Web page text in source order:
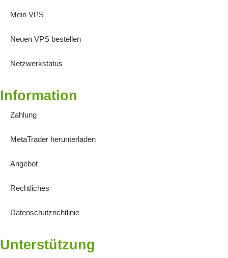
Mein VPS
Neuen VPS bestellen
Netzwerkstatus
Information
Zahlung
MetaTrader herunterladen
Angebot
Rechtliches
Datenschutzrichtlinie
Unterstützung